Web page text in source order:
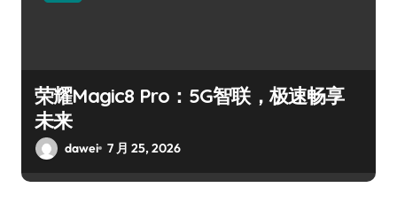
荣耀Magic8 Pro：5G智联，极速畅享
未来
dawei 7 月 25, 2026